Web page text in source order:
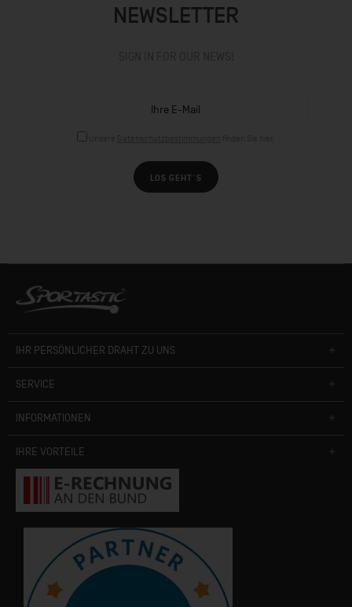
NEWSLETTER
LOS GEHT´S
IHR PERSÖNLICHER DRAHT ZU UNS
SERVICE
INFORMATIONEN
IHRE VORTEILE